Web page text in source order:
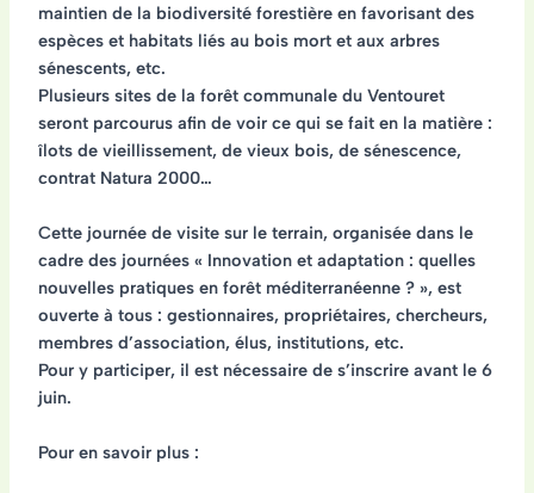
maintien de la biodiversité forestière en favorisant des
espèces et habitats liés au bois mort et aux arbres
sénescents, etc.
Plusieurs sites de la forêt communale du Ventouret
seront parcourus afin de voir ce qui se fait en la matière :
îlots de vieillissement, de vieux bois, de sénescence,
contrat Natura 2000…
Cette journée de visite sur le terrain, organisée dans le
cadre des journées « Innovation et adaptation : quelles
nouvelles pratiques en forêt méditerranéenne ? », est
ouverte à tous: gestionnaires, propriétaires, chercheurs,
membres d’association, élus, institutions, etc.
Pour y participer, il est nécessaire de s’inscrire avant le 6
juin.
Pour en savoir plus :